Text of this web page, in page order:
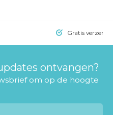
Gratis
ontvangen?
om op de hoogte